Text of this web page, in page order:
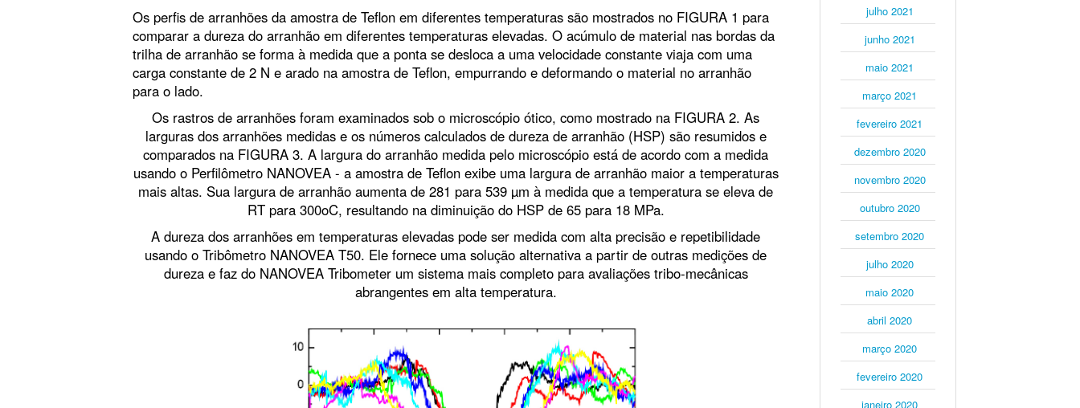
Os perfis de arranhões da amostra de Teflon em diferentes temperaturas são mostrados no FIGURA 1 para
comparar a dureza do arranhão em diferentes temperaturas elevadas. O acúmulo de material nas bordas da
trilha de arranhão se forma à medida que a ponta se desloca a uma velocidade constante viaja com uma
carga constante de 2 N e arado na amostra de Teflon, empurrando e deformando o material no arranhão
para o lado.
Os rastros de arranhões foram examinados sob o microscópio ótico, como mostrado na FIGURA 2. As
larguras dos arranhões medidas e os números calculados de dureza de arranhão (HSP) são resumidos e
comparados na FIGURA 3. A largura do arranhão medida pelo microscópio está de acordo com a medida
usando o Perfilômetro NANOVEA - a amostra de Teflon exibe uma largura de arranhão maior a temperaturas
mais altas. Sua largura de arranhão aumenta de 281 para 539 µm à medida que a temperatura se eleva de
RT para 300oC, resultando na diminuição do HSP de 65 para 18 MPa.
A dureza dos arranhões em temperaturas elevadas pode ser medida com alta precisão e repetibilidade
usando o Tribômetro NANOVEA T50. Ele fornece uma solução alternativa a partir de outras medições de
dureza e faz do NANOVEA Tribometer um sistema mais completo para avaliações tribo-mecânicas
abrangentes em alta temperatura.
julho 2021
junho 2021
maio 2021
março 2021
fevereiro 2021
dezembro 2020
novembro 2020
outubro 2020
setembro 2020
julho 2020
maio 2020
abril 2020
março 2020
fevereiro 2020
janeiro 2020